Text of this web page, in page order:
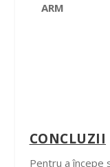
ARM
CONCLUZII
Pentru a începe